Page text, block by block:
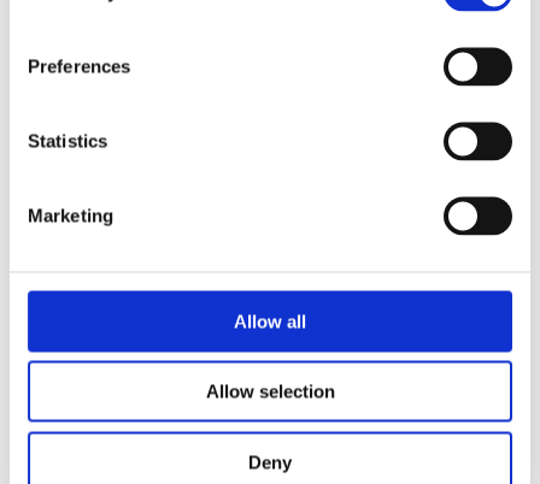
Preferences
Statistics
Marketing
Allow all
Allow selection
Deny